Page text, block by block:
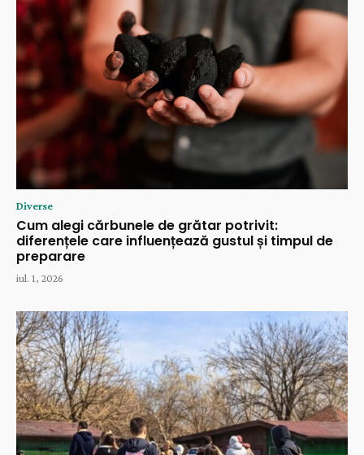
Diverse
Cum alegi cărbunele de grătar potrivit:
diferențele care influențează gustul și timpul de
preparare
iul. 1, 2026